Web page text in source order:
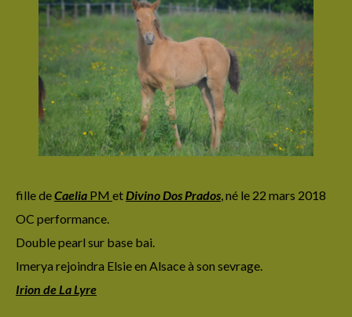
Naldoran de La Lyre
Orphéus de la Lyre
Orihime de La Lyre
Oberyn de La Lyre
Ouranos de La Lyre
Pendragon de La Lyre
Les poulains à vendre
fille deCaelia PM etDivino Dos Prados,né le 22 mars 2018
OC performance.
Double pearl sur base bai.
Imerya rejoindra Elsie en Alsace à son sevrage.
Irion de La Lyre